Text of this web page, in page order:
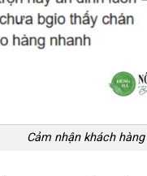
Cảm nhận khách hàng